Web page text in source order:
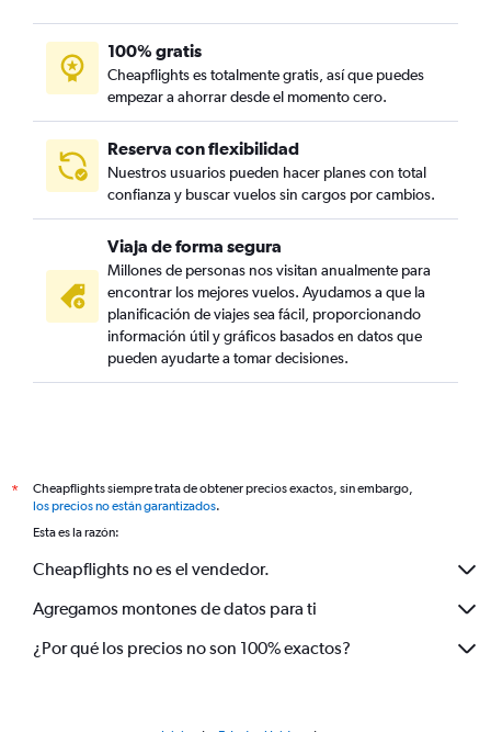
100% gratis
Cheapflights es totalmente gratis, así que puedes
empezar a ahorrar desde el momento cero.
Reserva con flexibilidad
Nuestros usuarios pueden hacer planes con total
confianza y buscar vuelos sin cargos por cambios.
Viaja de forma segura
Millones de personas nos visitan anualmente para
encontrar los mejores vuelos. Ayudamos a que la
planificación de viajes sea fácil, proporcionando
información útil y gráficos basados en datos que
pueden ayudarte a tomar decisiones.
*
Cheapflights siempre trata de obtener precios exactos, sin embargo,
los precios no están garantizados.
Esta es la razón:
Cheapflights no es el vendedor.
Agregamos montones de datos para ti
¿Por qué los precios no son 100% exactos?